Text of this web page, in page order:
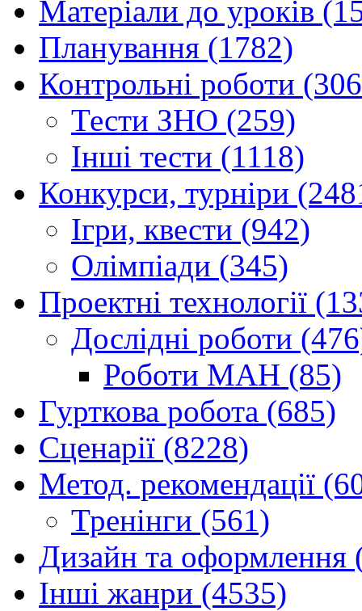
Матеріали до уроків
Планування (1782)
Контрольні роботи
Тести ЗНО (259)
Інші тести (1118)
Конкурси, турніри
Ігри, квести (942)
Олімпіади (345)
Проектні технології
Дослідні роботи
Роботи МАН (85)
Гурткова робота (685)
Сценарії (8228)
Метод. рекомендації
Тренінги (561)
Дизайн та оформлення
Інші жанри (4535)